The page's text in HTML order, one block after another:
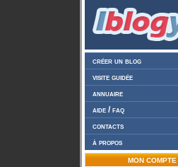
créer un blog
visite guidée
annuaire
aide / faq
contacts
à propos
MON COMPTE